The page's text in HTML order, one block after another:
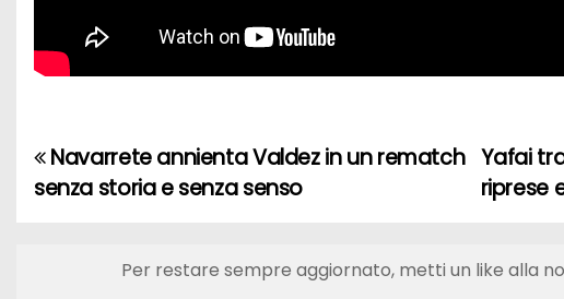
N
Yafai
riprese
Navarrete annienta Valdez in un rematch
senza storia e senza senso
Per restare sempre aggiornato, metti un like alla